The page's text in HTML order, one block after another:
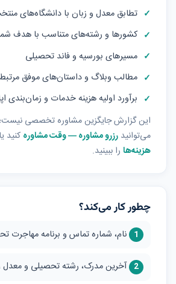
تطابق معدل و زبان با دانشگاه‌های
کشورها و رشته‌های متناسب با هدف
مسیرهای بورسیه و فاند تحصیلی
مطالب وبلاگ و داستان‌های موفق مرتبط
برآورد اولیه هزینه خدمات و زمان‌بندی
این گزارش جایگزین مشاوره تخصصی نیست؛
می‌توانیدرزرو مشاوره — وقت مشاوره کنید
هزینه‌ها را ببینید.
چطور کار می‌کند؟
نام، شماره تماس و برنامه مهاجرت
آخرین مدرک، رشته تحصیلی و معدل